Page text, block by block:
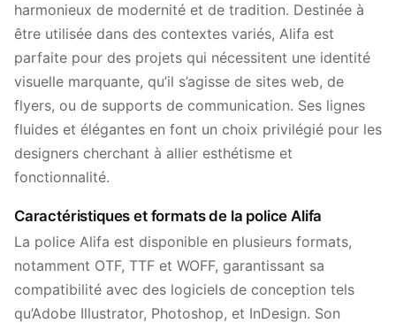
harmonieux de modernité et de tradition. Destinée à
être utilisée dans des contextes variés, Alifa est
parfaite pour des projets qui nécessitent une identité
visuelle marquante, qu’il s’agisse de sites web, de
flyers, ou de supports de communication. Ses lignes
fluides et élégantes en font un choix privilégié pour les
designers cherchant à allier esthétisme et
fonctionnalité.
Caractéristiques et formats de la police Alifa
La police Alifa est disponible en plusieurs formats,
notamment OTF, TTF et WOFF, garantissant sa
compatibilité avec des logiciels de conception tels
qu’Adobe Illustrator, Photoshop, et InDesign. Son